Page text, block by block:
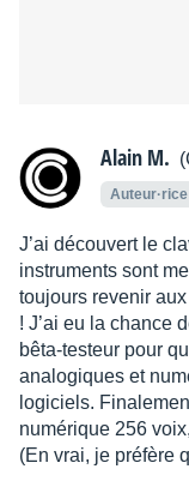
Alain M.
J’ai découvert le
instruments sont
toujours revenir
! J’ai eu la chance
bêta-testeur pour
analogiques et
logiciels.
numérique 256
(En vrai, je préfère